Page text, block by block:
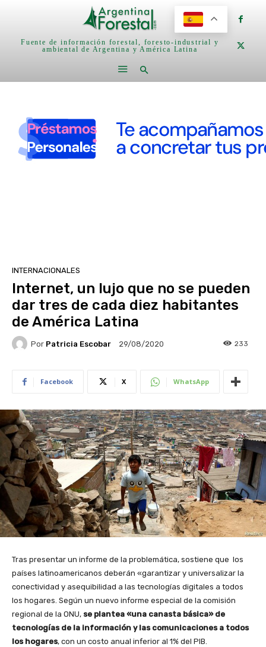
Fuente de información forestal, foresto-industrial y
ambiental de Argentina y América Latina
INTERNACIONALES
Internet, un lujo que no se pueden
dar tres de cada diez habitantes
de América Latina
Por Patricia Escobar 29/08/2020 233
Facebook X WhatsApp
Tras presentar un informe de la problemática, sostiene que los
países latinoamericanos deberán «garantizar y universalizar la
conectividad y asequibilidad a las tecnologías digitales a todos
los hogares. Según un nuevo informe especial de la comisión
regional de la ONU, se plantea «una canasta básica» de
tecnologías de la información y las comunicaciones a todos
los hogares, con un costo anual inferior al 1% del PIB.